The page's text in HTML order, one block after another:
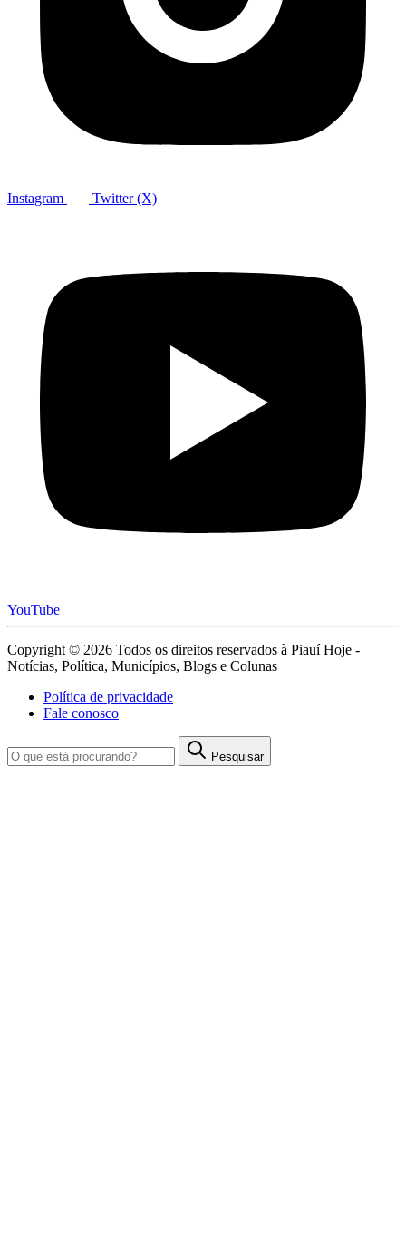
Instagram Twitter (X)
YouTube
Copyright © 2026 Todos os direitos reservados à Piauí Hoje -
Notícias, Política, Municípios, Blogs e Colunas
Política de privacidade
Fale conosco
Pesquisar